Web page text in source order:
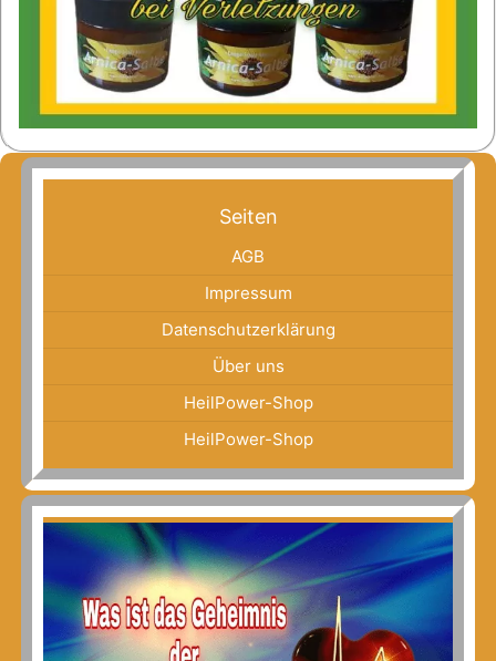
Seiten
AGB
Impressum
Datenschutzerklärung
Über uns
HeilPower-Shop
HeilPower-Shop